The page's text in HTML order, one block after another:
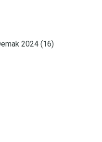
2024 (16)